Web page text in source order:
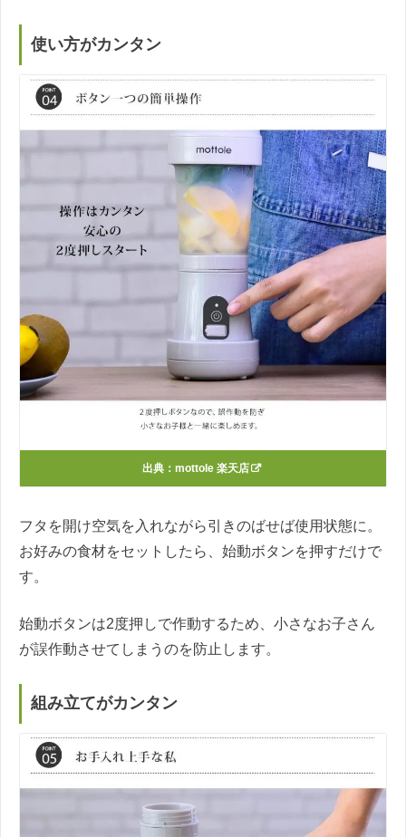
使い方がカンタン
出典： mottole 楽天店
フタを開け空気を入れながら引きのばせば使用状態に。
お好みの食材をセットしたら、始動ボタンを押すだけで
す。
始動ボタンは2度押しで作動するため、小さなお子さん
が誤作動させてしまうのを防止します。
組み立てがカンタン